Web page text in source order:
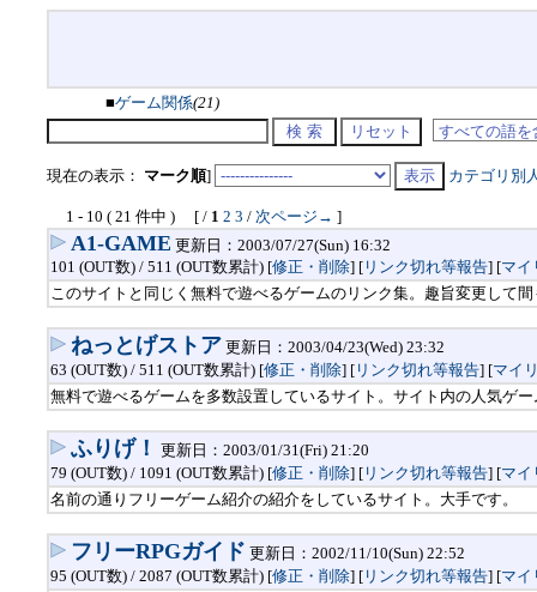
■ゲーム関係(21)
現在の表示： マーク順] カテゴリ別
1 - 10 ( 21 件中 ) [ / 1 2 3 /次ページ→ ]
A1-GAME 更新日：2003/07/27(Sun) 16:32
101 (OUT数) / 511 (OUT数累計) [修正・削除] [ リンク切れ等報告] [マイ
このサイトと同じく無料で遊べるゲームのリンク集。趣旨変更して
ねっとげストア 更新日：2003/04/23(Wed) 23:32
63 (OUT数) / 511 (OUT数累計) [修正・削除] [ リンク切れ等報告] [マイ
無料で遊べるゲームを多数設置しているサイト。サイト内の人気ゲ
ふりげ！
更新日：2003/01/31(Fri) 21:20
79 (OUT数) / 1091 (OUT数累計) [修正・削除] [ リンク切れ等報告] [マイ
名前の通りフリーゲーム紹介の紹介をしているサイト。大手です。
フリーRPGガイド 更新日：2002/11/10(Sun) 22:52
95 (OUT数) / 2087 (OUT数累計) [修正・削除] [ リンク切れ等報告] [マイ